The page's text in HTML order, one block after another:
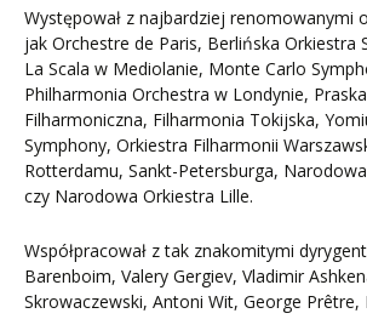
Występował z najbardziej renomowanymi
jak Orchestre de Paris, Berlińska Orkiestra
La Scala w Mediolanie, Monte Carlo
Philharmonia Orchestra w Londynie,
Filharmoniczna, Filharmonia Tokijska,
Symphony, Orkiestra Filharmonii
Rotterdamu, Sankt-Petersburga,
czy Narodowa Orkiestra Lille.
Współpracował z tak znakomitymi
Barenboim, Valery Gergiev, Vladimir
Skrowaczewski, Antoni Wit, George Prêtre,